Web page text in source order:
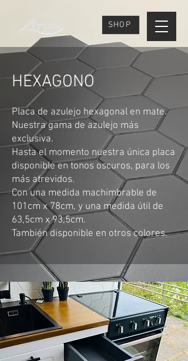
SHOP
HEXAGONO
Placa de azulejo hexagonal en mate.
Nuestra gama de azulejo más
exclusiva.
Hasta el momento nuestra única placa
disponible en tonos oscuros, para los
más atrevidos.
Con una medida machimbrable de
101cm x 78cm, y una medida útil de
63,5cm x 93,5cm.
También disponible en otros colores.